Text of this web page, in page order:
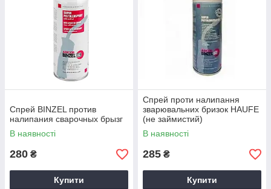
Спрей BINZEL против
налипания сварочных брызг
В наявності
280 ₴
Купити
Спрей проти налипання
зварювальних бризок HAUFE
(не займистий)
В наявності
285 ₴
Купити